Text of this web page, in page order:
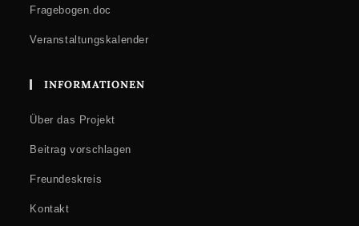
Fragebogen.doc
Veranstaltungskalender
INFORMATIONEN
Über das Projekt
Beitrag vorschlagen
Freundeskreis
Kontakt